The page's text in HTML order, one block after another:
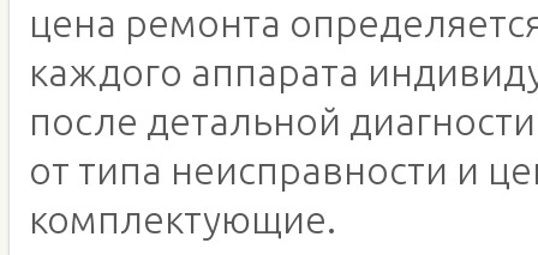
цена ремонта
каждого аппарата
после детальной
от типа неисправности и
комплектующие.